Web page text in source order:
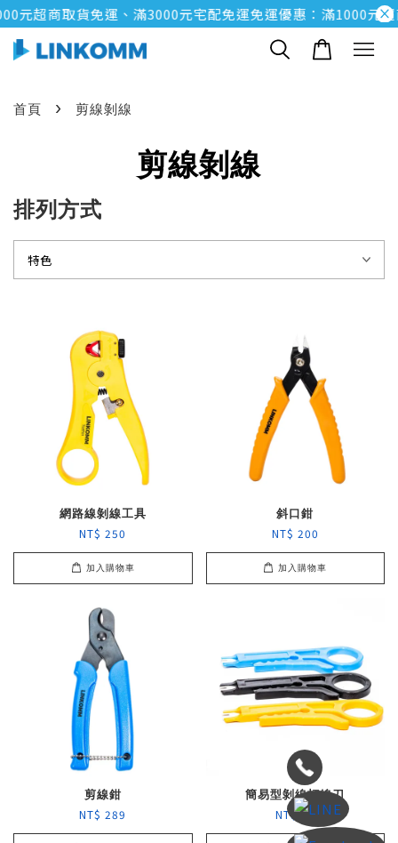
元超商取貨免運、滿3000元宅配免運免運優惠：滿1000元
首頁 › 剪線剝線
剪線剝線
排列方式
網路線剝線工具
NT$ 250
加入購物車
斜口鉗
NT$ 200
加入購物車
剪線鉗
NT$ 289
簡易型剝線打線刀
NT$ 50